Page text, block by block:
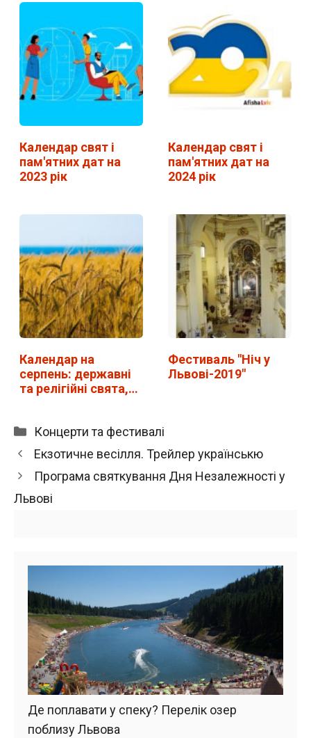
Календар свят і
пам'ятних дат на
2023 рік
Календар свят і
пам'ятних дат на
2024 рік
Календар на
серпень: державні
та релігійні свята,…
Фестиваль "Ніч у
Львові-2019"
Категорії
Концерти та фестивалі
Екзотичне весілля. Трейлер українськю
Програма святкування Дня Незалежності у
Львові
Де поплавати у спеку? Перелік озер
поблизу Львова